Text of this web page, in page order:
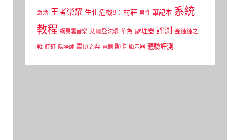
激活 王者榮耀 生化危機8：村莊 男性 筆記本 系統
教程 網易雲音樂 艾爾登法環 華為 處理器 評測 金鏟鏟之
戰 釘釘 陰陽師 雲頂之弈 電腦 顯卡 顯示器 體驗評測